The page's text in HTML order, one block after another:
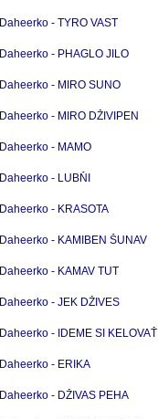
Daheerko - TYRO VAST
Daheerko - PHAGLO JILO
Daheerko - MIRO SUNO
Daheerko - MIRO DŽIVIPEN
Daheerko - MAMO
Daheerko - LUBŇI
Daheerko - KRASOTA
Daheerko - KAMIBEN ŠUNAV
Daheerko - KAMAV TUT
Daheerko - JEK DŽIVES
Daheerko - IDEME SI KELOVAŤ
Daheerko - ERIKA
Daheerko - DŽIVAS PEHA